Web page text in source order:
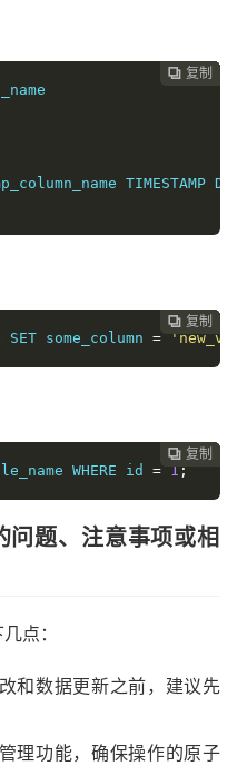
 复制
 复制
 复制
 复制
 复制
TIMESTAMP
 复制
 复制
 复制
 复制
SET some_column =
 复制
 复制
 复制
WHERE id = 1 ;
题、注意事项或相
点：
和数据更新之前，建议先
理功能，确保操作的原子